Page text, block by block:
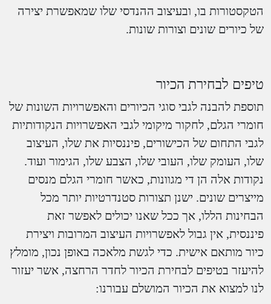
הטקסטורות בו, ובעיצוב ההנדסי שלו שמאפשרת יצירה
של כיורים שונים וצורות שונות.
טיפים לבחירת הכיור
תוספת להבנה לגבי סוגי הכיורים והאפשרויות השונות של
חומרי הגלם, לחקור מיקומי לגבי האפשרויות הנקודותיות
לגבי התחום של הכישורים, פיננסיות את שלו, העיצוב
שלו, העומק שלו, העובי שלו, הצבע שלו, הגימור ועוד.
נקודות אלה הן די מגוונות, כאשר חומרי הגלם מנסים
מייצרים שונים. ישנן תצורות סטנדרטיות יותר מכל
הבחינות הללו, אך ככל שאנו יכולים לאפשר זאת
פיננסית, אין גבול לאפשרויות העיצוב המרובות ויצירת
כיור מותאם אישית. כדי לגשת מלאכה באופן נכון, מומלץ
להיעזר בטיפים לבחירת הכיור לחדר הרחצה, אשר יעזור
לנו למצוא את הכיור המושלם עבורנו: